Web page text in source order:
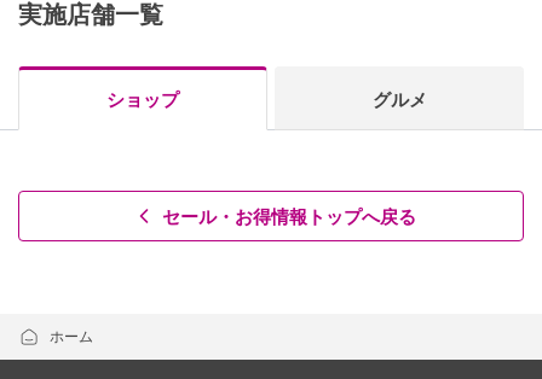
実施店舗一覧
ショップ グルメ
セール・お得情報トップへ戻る
ホーム